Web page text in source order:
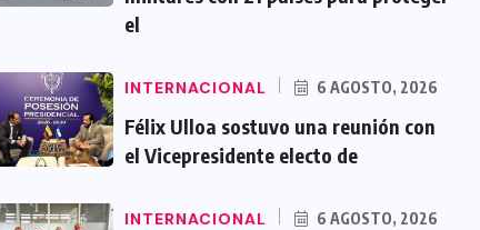
el
INTERNACIONAL 6 AGOSTO, 2026
Félix Ulloa sostuvo una reunión con
el Vicepresidente electo de
INTERNACIONAL 6 AGOSTO, 2026